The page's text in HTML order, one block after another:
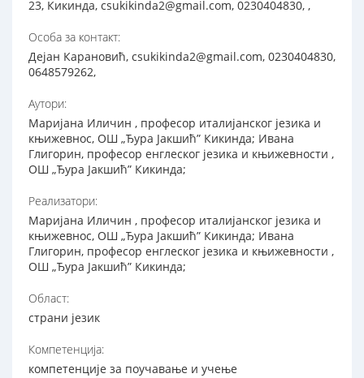
23, Кикинда, csukikinda2@gmail.com, 0230404830, ,
Особа за контакт:
Дејан Карановић, csukikinda2@gmail.com, 0230404830,
0648579262,
Аутори:
Маријана Иличин , професор италијанског језика и
књижевнос, ОШ „Ђура Јакшић” Кикинда; Ивана
Глигорин, професор енглеског језика и књижевности ,
ОШ „Ђура Јакшић” Кикинда;
Реализатори:
Маријана Иличин , професор италијанског језика и
књижевнос, ОШ „Ђура Јакшић” Кикинда; Ивана
Глигорин, професор енглеског језика и књижевности ,
ОШ „Ђура Јакшић” Кикинда;
Област:
страни језик
Компетенција:
компетенције за поучавање и учење